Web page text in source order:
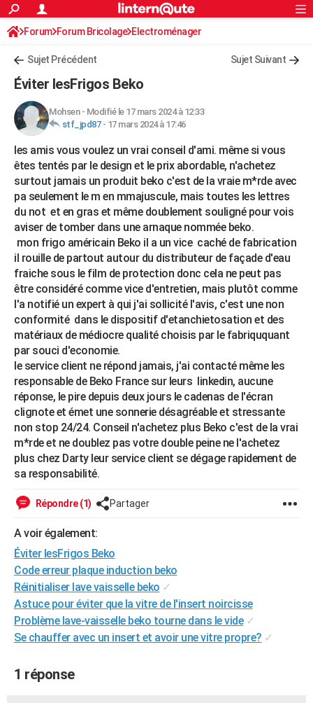
ACTUALITÉS
Politique
Société
Faits Divers
Education
Monde
Villes
+
FINANCE
Retraite
Impôts
Epargne
Immobilier
Risques naturels par ville
Banque
Assurance
Crédit
AUTO
Essais
Réserver un essai
Citadines
Berlines
SUV
Forum auto
+HIGH-TECH
Mobiles
Meilleur smartphone
Internet
Ordinateurs
Jeux vidéo
Guide high-tech
+BRICOLAGE
Forum
Aménagement intérieur
Extérieur
Cuisine
Salle de bains
Jardinage
Rangement
WEEK-END
Guides de France
Escapades
Patrimoine
Expositions
Musées
Week-end nature
LIFESTYLE
Art de vivre
Bien-être
Loisirs
Mode
Modes de vie
SANTE
Alimentation
Guide de la santé
Maladies
Médicaments
Sommeil
VOYAGE
PHOTO
GUIDES D'ACHAT
BONS PLANS
CARTE DE VOEUX
Carte de Noël
Carte Bonne année
Carte Saint-Valentin
Carte Pâques
Carte d'anniversaire
DICTIONNAIRE
Dictionnaire
Biographies
Citations
Expressions
Proverbes
PROGRAMME TV
COPAINS D'AVANT
AVIS DE DÉCÈS
FORUM
Bricolage
Lifestyle
Culture
Sport
Auto
Television
Voyage
Cinema
S'inscrire
Connexion
Forum Forum Bricolage Electroménager
Sujet Précédent Sujet Suivant
Éviter lesFrigos Beko
Mohsen- Modifié le 17 mars 2024 à 12:33
stf_jpd87- 17 mars 2024 à 17:46
les amis vous voulez un vrai conseil d'ami. même si vous
êtes tentés par le design et le prix abordable, n'achetez
surtout jamais un produit beko c'est de la vraie m*rde avec
pa seulement le m en mmajuscule, mais toutes les lettres
du not et en gras et même doublement souligné pour vois
aviser de tomber dans une arnaque nommée beko.
mon frigo américain Beko il a un vice caché de fabrication
il rouille de partout autour du distributeur de façade d'eau
fraiche sous le film de protection donc cela ne peut pas
être considéré comme vice d'entretien, mais plutôt comme
l'a notifié un expert à qui j'ai sollicité l'avis, c'est une non
conformité dans le dispositif d'etanchietosation et des
matériaux de médiocre qualité choisis par le fabriququant
par souci d'economie.
le service client ne répond jamais, j'ai contacté même les
responsable de Beko France sur leurs linkedin, aucune
réponse, le pire depuis deux jours le cadenas de l'écran
clignote et émet une sonnerie désagréable et stressante
non stop 24/24. Conseil n'achetez plus Beko c'est de la vrai
m*rde et ne doublez pas votre double peine ne l'achetez
plus chez Darty leur service client se dégage rapidement de
sa responsabilité.
Répondre (1) Partager
A voir également:
Éviter lesFrigos Beko
Code erreur plaque induction beko
Réinitialiser lave vaisselle beko ✓
Astuce pour éviter que la vitre de l'insert noircisse
Problème lave-vaisselle beko tourne dans le vide ✓
Se chauffer avec un insert et avoir une vitre propre? ✓
1 réponse